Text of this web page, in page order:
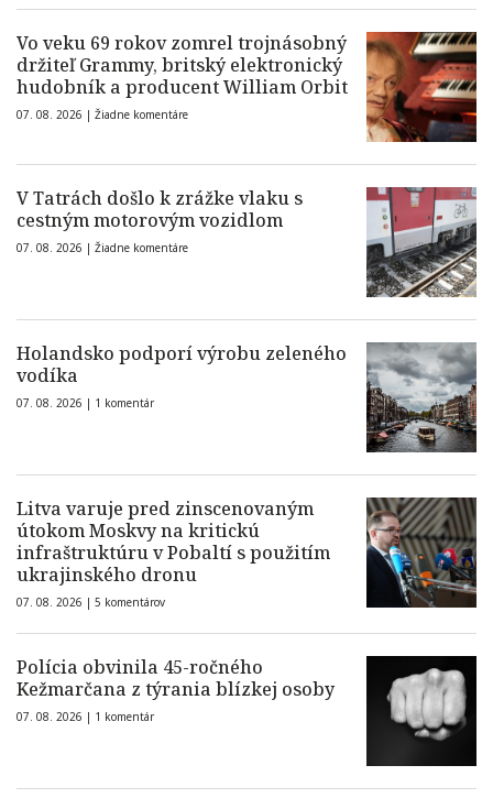
Vo veku 69 rokov zomrel trojnásobný
držiteľ Grammy, britský elektronický
hudobník a producent William Orbit
07. 08. 2026 | Žiadne komentáre
V Tatrách došlo k zrážke vlaku s
cestným motorovým vozidlom
07. 08. 2026 | Žiadne komentáre
Holandsko podporí výrobu zeleného
vodíka
07. 08. 2026 | 1 komentár
Litva varuje pred zinscenovaným
útokom Moskvy na kritickú
infraštruktúru v Pobaltí s použitím
ukrajinského dronu
07. 08. 2026 | 5 komentárov
Polícia obvinila 45-ročného
Kežmarčana z týrania blízkej osoby
07. 08. 2026 | 1 komentár